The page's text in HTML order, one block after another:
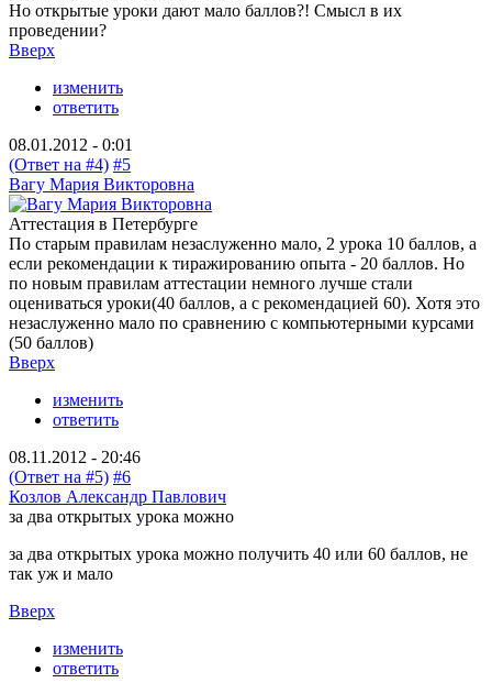
Но открытые уроки дают мало баллов?! Смысл в их
проведении?
Вверх
изменить
ответить
08.01.2012 - 0:01
(Ответ на #4) #5
Вагу Мария Викторовна
Аттестация в Петербурге
По старым правилам незаслуженно мало, 2 урока 10 баллов, а
если рекомендации к тиражированию опыта - 20 баллов. Но
по новым правилам аттестации немного лучше стали
оцениваться уроки(40 баллов, а с рекомендацией 60). Хотя это
незаслуженно мало по сравнению с компьютерными курсами
(50 баллов)
Вверх
изменить
ответить
08.11.2012 - 20:46
(Ответ на #5) #6
Козлов Александр Павлович
за два открытых урока можно
за два открытых урока можно получить 40 или 60 баллов, не
так уж и мало
Вверх
изменить
ответить